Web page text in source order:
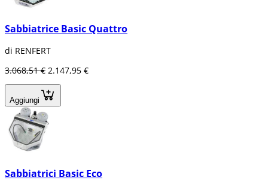
Sabbiatrice Basic Quattro
di RENFERT
3.068,51 € 2.147,95 €
Aggiungi
Sabbiatrici Basic Eco